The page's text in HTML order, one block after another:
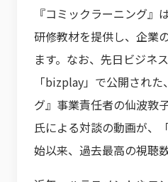
『コミックラーニング』
研修教材を提供し、企業
ます。なお、先日ビジネ
「bizplay」で公開され
グ』事業責任者の仙波敦
氏による対談の動画が、
始以来、過去最高の視聴